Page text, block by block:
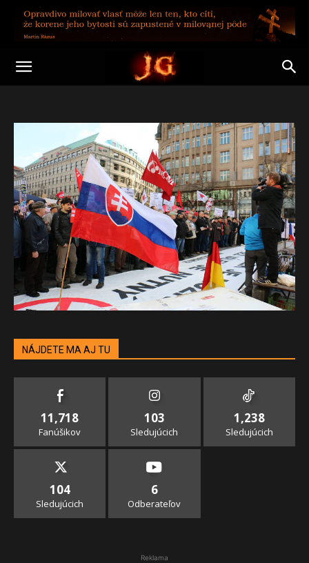
NÁJDETE MA AJ TU
11,718
Fanúšikov
103
Sledujúcich
1,238
Sledujúcich
104
Sledujúcich
6
Odberateľov
Reklama